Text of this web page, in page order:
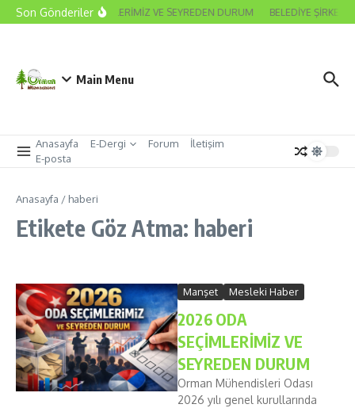
İçeriğe atla
Son Gönderiler
2026 ODA SEÇİMLERİMİZ VE SEYREDEN DURUM BELEDİYE ŞİRKET
Main Menu
Anasayfa E-Dergi Forum
İletişim
E-posta
Anasayfa / haberi
Etikete Göz Atma: haberi
Manşet Mesleki Haber
2026 ODA
SEÇİMLERİMİZ VE
SEYREDEN DURUM
Orman Mühendisleri Odası
2026 yılı genel kurullarında